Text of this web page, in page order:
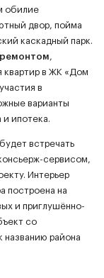
обилие
двор, пойма
каскадный парк.
квартир в ЖК «Дом
в
варианты
и ипотека.
встречать
сервисом,
Интерьер
построена на
и приглушённо-
со
района